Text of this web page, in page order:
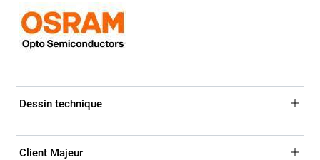
Dessin technique
Client Majeur